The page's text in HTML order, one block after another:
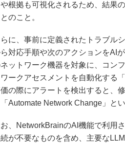
根拠も可視化されるため、結果
のこと。
に、事前に定義されたトラブル
対応手順や次のアクションをAI
ットワーク機器を対象に、コン
ークアセスメントを自動化する
の際にアラートを検出すると、
Automate Network Change」と
、NetworkBrainのAI機能で利用
続が不要なものを含め、主要な